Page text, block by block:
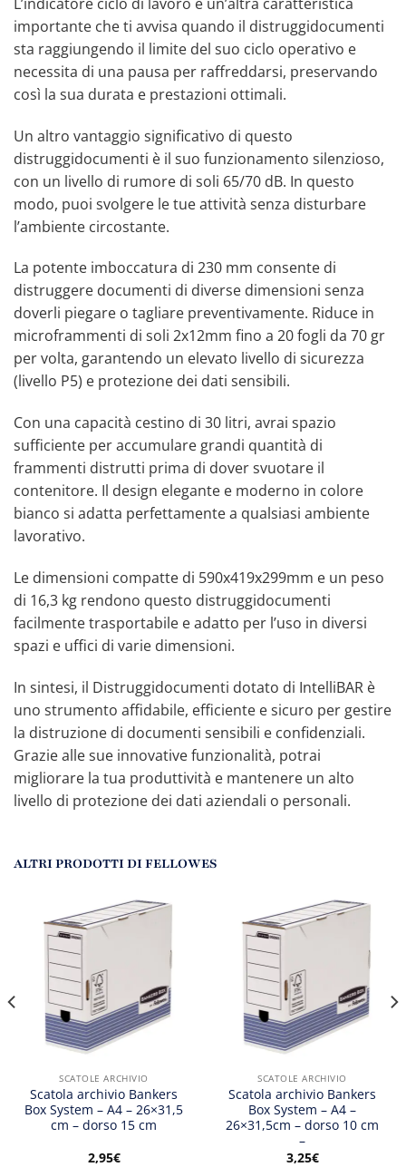
importante che ti avvisa quando il distruggidocumenti
sta raggiungendo il limite del suo ciclo operativo e
necessita di una pausa per raffreddarsi, preservando
così la sua durata e prestazioni ottimali.
Un altro vantaggio significativo di questo
distruggidocumenti è il suo funzionamento silenzioso,
con un livello di rumore di soli 65/70 dB. In questo
modo, puoi svolgere le tue attività senza disturbare
l’ambiente circostante.
La potente imboccatura di 230 mm consente di
distruggere documenti di diverse dimensioni senza
doverli piegare o tagliare preventivamente. Riduce in
microframmenti di soli 2x12mm fino a 20 fogli da 70 gr
per volta, garantendo un elevato livello di sicurezza
(livello P5) e protezione dei dati sensibili.
Con una capacità cestino di 30 litri, avrai spazio
sufficiente per accumulare grandi quantità di
frammenti distrutti prima di dover svuotare il
contenitore. Il design elegante e moderno in colore
bianco si adatta perfettamente a qualsiasi ambiente
lavorativo.
Le dimensioni compatte di 590x419x299mm e un peso
di 16,3 kg rendono questo distruggidocumenti
facilmente trasportabile e adatto per l’uso in diversi
spazi e uffici di varie dimensioni.
In sintesi, il Distruggidocumenti dotato di IntelliBAR è
uno strumento affidabile, efficiente e sicuro per gestire
la distruzione di documenti sensibili e confidenziali.
Grazie alle sue innovative funzionalità, potrai
migliorare la tua produttività e mantenere un alto
livello di protezione dei dati aziendali o personali.
ALTRI PRODOTTI DI FELLOWES
SCATOLE ARCHIVIO
Scatola archivio Bankers
Box System – A4 – 26×31,5
cm – dorso 15 cm
2,95€
SCATOLE ARCHIVIO
Scatola archivio Bankers
Box System – A4 –
26×31,5cm – dorso 10 cm
–
3,25€